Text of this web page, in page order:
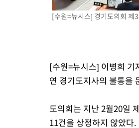
[수원=뉴시스] 경기도의회 제
[수원=뉴시스] 이병희 기
연 경기도지사의 불통을
도의회는 지난 2월20일
11건을 상정하지 않았다